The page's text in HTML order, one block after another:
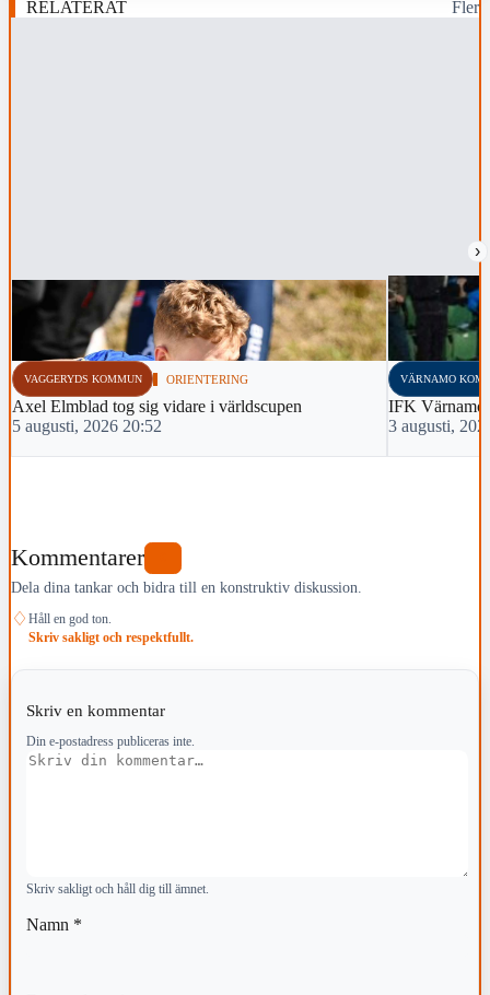
RELATERAT Fler
›
VAGGERYDS KOMMUN ORIENTERING
Axel Elmblad tog sig vidare i världscupen
5 augusti, 2026 20:52
VÄRNAMO
IFK Värnamo
3 augusti,
Kommentarer
Dela dina tankar och bidra till en konstruktiv diskussion.
♢ Håll en god ton.
Skriv sakligt och respektfullt.
Skriv en kommentar
Din e-postadress publiceras inte.
Kommentar
Skriv sakligt och håll dig till ämnet.
Namn *